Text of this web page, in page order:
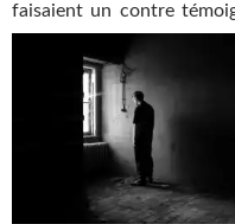
faisaient un contre